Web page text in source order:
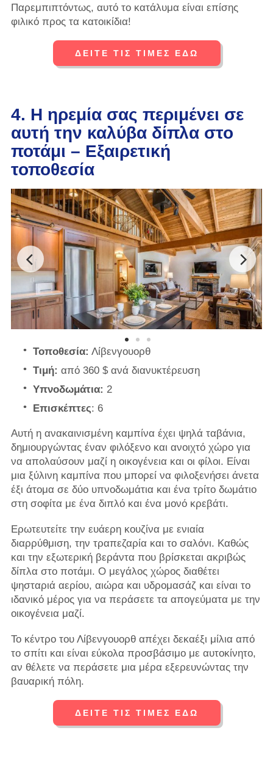
Παρεμπιπτόντως, αυτό το κατάλυμα είναι επίσης
φιλικό προς τα κατοικίδια!
ΔΕΙΤΕ ΤΙΣ ΤΙΜΕΣ ΕΔΩ
4. Η ηρεμία σας περιμένει σε
αυτή την καλύβα δίπλα στο
ποτάμι – Εξαιρετική
τοποθεσία
Τοποθεσία: Λίβενγουορθ
Τιμή: από 360 $ ανά διανυκτέρευση
Υπνοδωμάτια: 2
Επισκέπτες: 6
Αυτή η ανακαινισμένη καμπίνα έχει ψηλά ταβάνια,
δημιουργώντας έναν φιλόξενο και ανοιχτό χώρο για
να απολαύσουν μαζί η οικογένεια και οι φίλοι. Είναι
μια ξύλινη καμπίνα που μπορεί να φιλοξενήσει άνετα
έξι άτομα σε δύο υπνοδωμάτια και ένα τρίτο δωμάτιο
στη σοφίτα με ένα διπλό και ένα μονό κρεβάτι.
Ερωτευτείτε την ευάερη κουζίνα με ενιαία
διαρρύθμιση, την τραπεζαρία και το σαλόνι. Καθώς
και την εξωτερική βεράντα που βρίσκεται ακριβώς
δίπλα στο ποτάμι. Ο μεγάλος χώρος διαθέτει
ψησταριά αερίου, αιώρα και υδρομασάζ και είναι το
ιδανικό μέρος για να περάσετε τα απογεύματα με την
οικογένεια μαζί.
Το κέντρο του Λίβενγουορθ απέχει δεκαέξι μίλια από
το σπίτι και είναι εύκολα προσβάσιμο με αυτοκίνητο,
αν θέλετε να περάσετε μια μέρα εξερευνώντας την
βαυαρική πόλη.
ΔΕΙΤΕ ΤΙΣ ΤΙΜΕΣ ΕΔΩ